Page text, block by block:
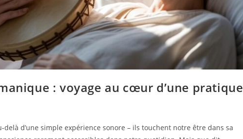
: voyage au cœur d’une pratique
delà d’une simple expérience sonore – ils touchent notre être dans sa